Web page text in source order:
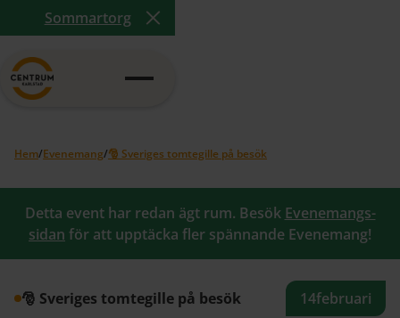
Sommartorg
Close Announcement Banner
Hem/Evenemang/🎅 Sveriges tomtegille på besök
Detta event har redan ägt rum. Besök Evenemangs-
sidan för att upptäcka fler spännande Evenemang!
🎅 Sveriges tomtegille på besök 14februari